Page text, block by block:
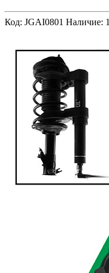
Код: JGAI0801 Наличие: 1